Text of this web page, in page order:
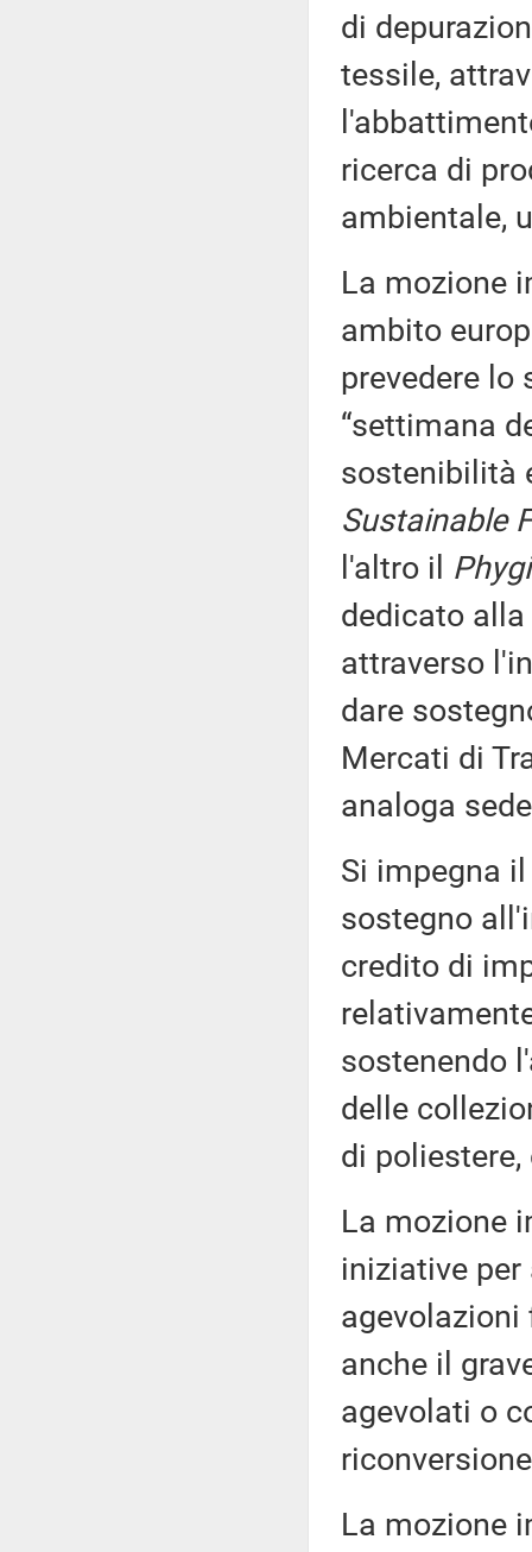
di
tessile,
ricerca di
ambientale,
La mozione
ambito
prevedere lo
“settimana
sostenibilità
Sustainable
l'altro il
dedicato
attraverso
dare
Mercati di
analoga
Si impegna
sostegno
credito di
sostenendo
delle
di
La mozione
iniziative
anche il
agevolati o
La mozione